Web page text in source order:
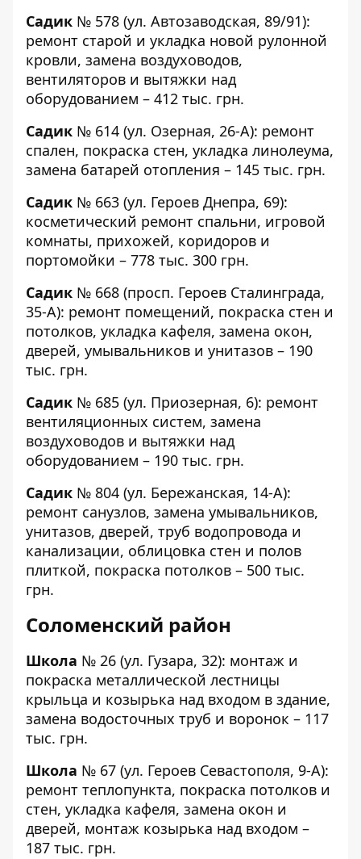
Садик № 578 (ул. Автозаводская, 89/91):
ремонт старой и укладка новой рулонной
кровли, замена воздуховодов,
вентиляторов и вытяжки над
оборудованием – 412 тыс. грн.
Садик № 614 (ул. Озерная, 26-А): ремонт
спален, покраска стен, укладка линолеума,
замена батарей отопления – 145 тыс. грн.
Садик № 663 (ул. Героев Днепра, 69):
косметический ремонт спальни, игровой
комнаты, прихожей, коридоров и
портомойки – 778 тыс. 300 грн.
Садик № 668 (просп. Героев Сталинграда,
35-А): ремонт помещений, покраска стен и
потолков, укладка кафеля, замена окон,
дверей, умывальников и унитазов – 190
тыс. грн.
Садик № 685 (ул. Приозерная, 6): ремонт
вентиляционных систем, замена
воздуховодов и вытяжки над
оборудованием – 190 тыс. грн.
Садик № 804 (ул. Бережанская, 14-А):
ремонт санузлов, замена умывальников,
унитазов, дверей, труб водопровода и
канализации, облицовка стен и полов
плиткой, покраска потолков – 500 тыс.
грн.
Соломенский район
Школа № 26 (ул. Гузара, 32): монтаж и
покраска металлической лестницы
крыльца и козырька над входом в здание,
замена водосточных труб и воронок – 117
тыс. грн.
Школа № 67 (ул. Героев Севастополя, 9-А):
ремонт теплопункта, покраска потолков и
стен, укладка кафеля, замена окон и
дверей, монтаж козырька над входом –
187 тыс. грн.